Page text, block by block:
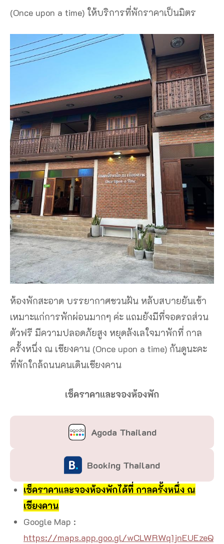
(Once upon a time) ให้บริการที่พักราคาเป็นมิตร
ห้องพักสะอาด บรรยากาศชวนฝัน หลับสบายยันเช้า
เหมาะแก่การพักผ่อนมากๆ ค่ะ แถมยังมีที่จอดรถส่วน
ตัวฟรี มีความปลอดภัยสูง หยุดลังเลใจมาพักที่ กาล
ครั้งหนึ่ง ณ เชียงคาน (Once upon a time) กันดูนะคะ
ที่พักใกล้ถนนคนเดินเชียงคาน
เช็คราคาและจองห้องพัก
Agoda Thailand
Booking Thailand
เช็คราคาและจองห้องพักได้ที่ กาลครั้งหนึ่ง ณ
เชียงคาน
Google Map :
https://maps.app.goo.gl/wCLWRWq1jnEUEzeQ